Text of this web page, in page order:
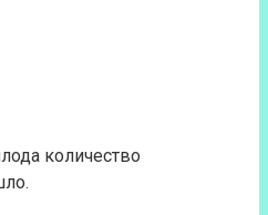
количество